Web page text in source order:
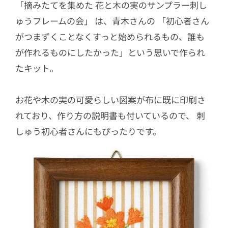
「摘みたてを集めた 花と木の実のサンプラー刺し
ゅうフレームの会」 は、青木さんの 「初心者さん
がつまずくことなくすっと始められるもの、誰も
が作れるものにしたかった」という思いで作られ
たキット。
お花や木の実の可愛らしい図案が布に既に印刷さ
れており、作り方の説明書も付いているので、 刺
しゅう初心者さんにもぴったりです。